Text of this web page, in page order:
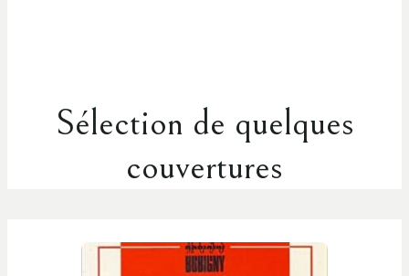
Sélection de quelques
couvertures